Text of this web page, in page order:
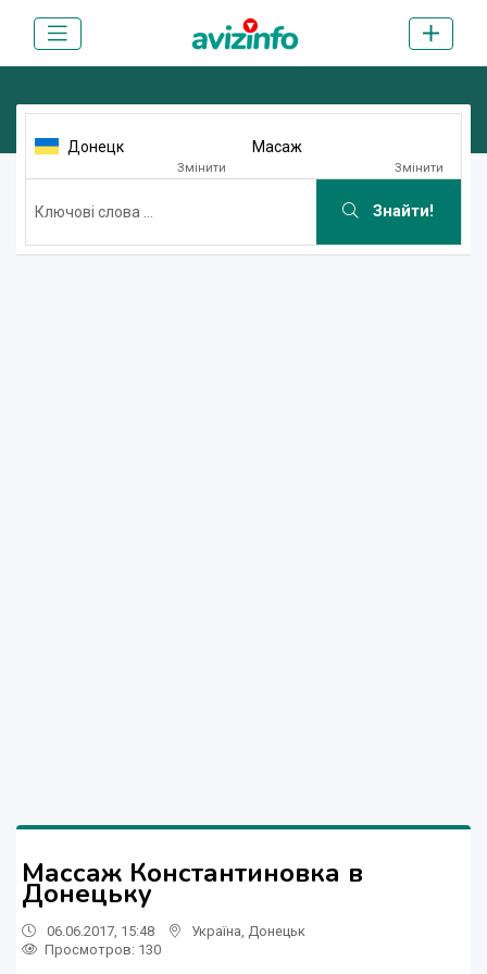
Донецк
Змінити
Масаж
Змінити
Знайти!
Массаж Константиновка в
Донецьку
06.06.2017, 15:48 Україна Донецьк
Просмотров: 130